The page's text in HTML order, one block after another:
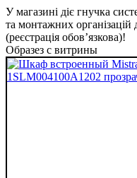
У магазині діє гнучка
та монтажних організацій
(реєстрація обов’язкова)!
Образез с витрины